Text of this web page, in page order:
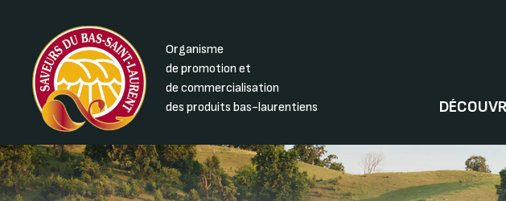
Organisme
de promotion et
de commercialisation
des produits bas-laurentiens